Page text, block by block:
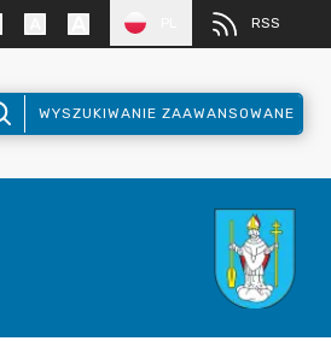
RSS
WYSZUKIWANIE ZAAWANSOWANE